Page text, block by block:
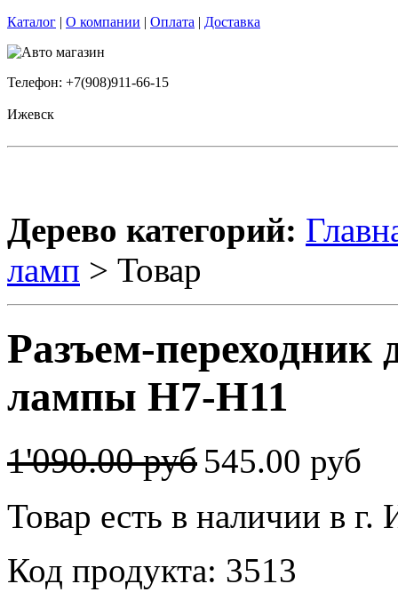
Каталог | О компании | Оплата | Доставка
Телефон: +7(908)911-66-15
Ижевск
Дерево категорий:
ламп > Товар
Разъем-переходник
лампы H7-H11
1'090.00 руб 545.00 руб
Товар есть в наличии в г.
Код продукта: 3513